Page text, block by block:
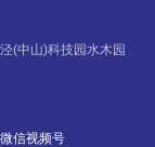
(中山)科技园水木园
微信视频号